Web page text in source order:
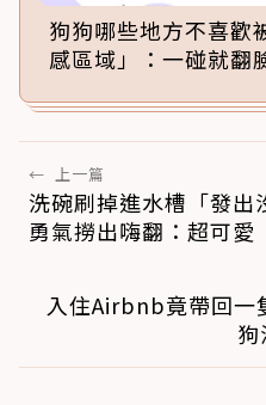
狗狗哪些地方不喜歡
感區域」：一碰就翻
← 上一篇
洗碗刷掉進水槽「發出
勇氣撈出嗨翻：超可愛
入住Airbnb竟帶回一